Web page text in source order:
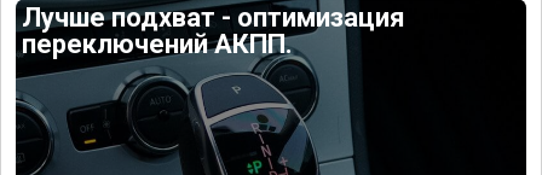
Лучше подхват - оптимизация
переключений АКПП.